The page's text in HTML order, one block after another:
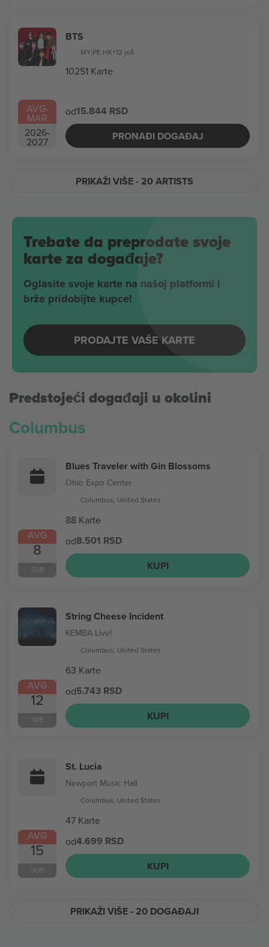
AVG-
MAR
2026-
2027
BTS
MY,PE,HK+12 još
10251 Karte
od15.844 RSD
PRONAĐI DOGAĐAJ
PRIKAŽI VIŠE- 20 ARTISTS
Trebate da preprodate svoje
karte za događaje?
Oglasite svoje karte na našoj platformi i
brže pridobijte kupce!
PRODAJTE VAŠE KARTE
Predstojeći događaji u okolini
Columbus
AVG
8
SUB
Blues Traveler with Gin Blossoms
Ohio Expo Center
Columbus, United States
88 Karte
od8.501 RSD
KUPI
AVG
12
SRE
String Cheese Incident
KEMBA Live!
Columbus, United States
63 Karte
od5.743 RSD
KUPI
AVG
15
SUB
St. Lucia
Newport Music Hall
Columbus, United States
47 Karte
od4.699 RSD
KUPI
PRIKAŽI VIŠE- 20 DOGAĐAJI